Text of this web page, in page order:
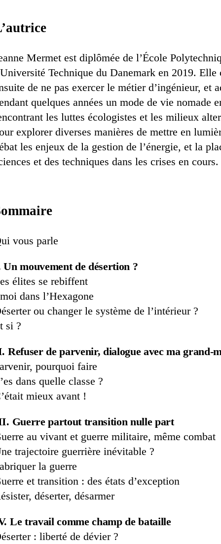
Mermet est diplômée de l’École
Technique du Danemark en 2019. Elle
de ne pas exercer le métier d’ingénieur, et
quelques années un mode de vie nomade
les luttes écologistes et les milieux
explorer diverses manières de mettre en
les enjeux de la gestion de l’énergie, et la
et des techniques dans les crises en cours.
vous parle
mouvement de désertion ?
élites se rebiffent
dans l’Hexagone
ou changer le système de l’intérieur ?
si ?
Refuser de parvenir, dialogue avec ma grand-
pourquoi faire
dans quelle classe ?
mieux avant !
Guerre partout transition nulle part
au vivant et guerre militaire, même combat
trajectoire guerrière inévitable ?
la guerre
et transition : des états d’exception
déserter, désarmer
Le travail comme champ de bataille
: liberté de dévier ?